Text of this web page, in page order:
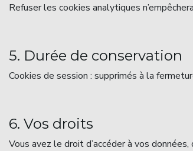
Refuser les cookies analytiques
5. Durée de conservation
Cookies de session : supprimés à la
6. Vos droits
Vous avez le droit d’accéder à vos